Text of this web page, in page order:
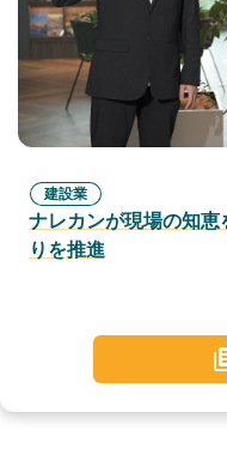
建設業
ナレカンが現場の知恵
りを推進